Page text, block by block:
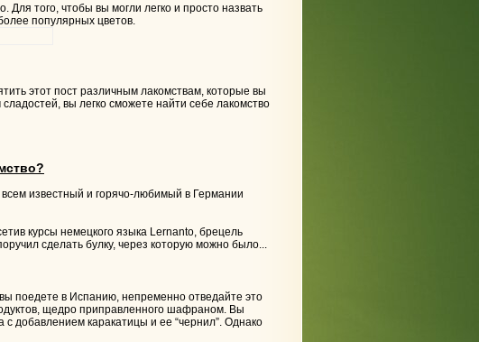
Для того, чтобы вы могли легко и просто назвать
популярных цветов.
этот пост различным лакомствам, которые вы
вы легко сможете найти себе лакомство
известный и горячо-любимый в Германии
курсы немецкого языка Lernanto, брецель
сделать булку, через которую можно было...
поедете в Испанию, непременно отведайте это
щедро приправленного шафраном. Вы
с добавлением каракатицы и ее “чернил”. Однако